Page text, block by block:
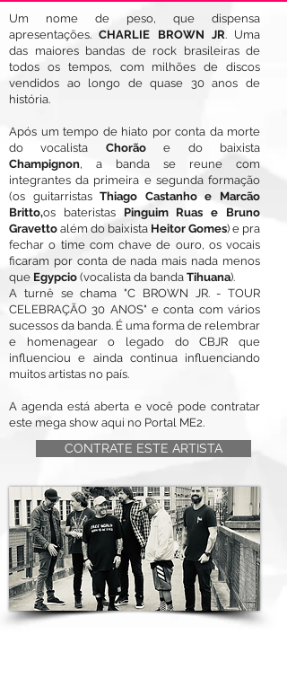
Um nome de peso, que dispensa
apresentações.CHARLIE BROWN JR. Uma
das maiores bandas de rock brasileiras de
todos os tempos, com milhões de discos
vendidos ao longo de quase 30 anos de
história.
Após um tempo de hiato por conta da morte
do vocalista Chorãoe do baixista
Champignon, a banda se reune com
integrantes da primeira e segunda formação
(os guitarristasThiago Castanho e Marcão
Britto,os bateristas Pinguim Ruas e Bruno
Gravetto além do baixista Heitor Gomes) e pra
fechar o time com chave de ouro, os vocais
ficaram por conta de nada mais nada menos
que Egypcio (vocalista da banda Tihuana).
A turnê se chama "C BROWN JR. - TOUR
CELEBRAÇÃO 30 ANOS" e conta com vários
sucessos da banda. É uma forma de relembrar
e homenagear o legado do CBJR que
influenciou e ainda continua influenciando
muitos artistas no país.
A agenda está aberta e você pode contratar
este mega show aqui no Portal ME2.
CONTRATE ESTE ARTISTA